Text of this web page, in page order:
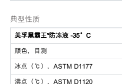
典型性质
美孚黑霸王™防冻液 -35°C
颜色，目测
冰点（℃），ASTM D1177
沸点（℃），ASTM D1120